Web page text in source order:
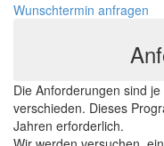
Wunschtermin anfragen
Die Anforderungen sind
verschieden. Dieses
Jahren erforderlich.